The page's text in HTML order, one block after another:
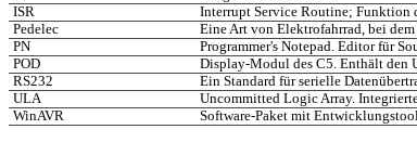
ISR
Interrupt Service Routine; Funktion
Pedelec
Eine Art von Elektrofahrrad, bei
PN
Programmer's Notepad. Editor für
POD
Display-Modul des C5. Enthält den
RS232
Ein Standard für serielle
ULA
Uncommitted Logic Array.
WinAVR
Software-Paket mit